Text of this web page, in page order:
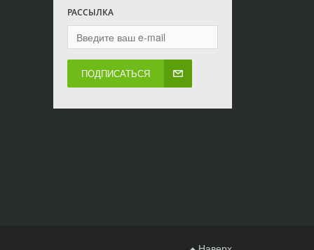
РАССЫЛКА
ПОДПИСАТЬСЯ